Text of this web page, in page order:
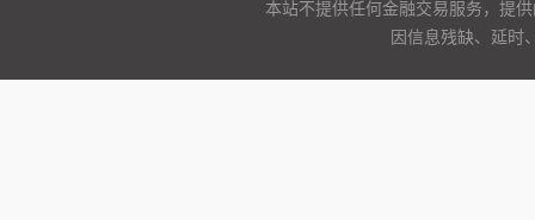
本站不提供任何金融交易服务，提
因信息残缺、延时